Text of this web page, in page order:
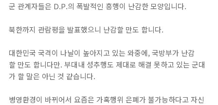
군 관계자들은 D.P.의 폭발적인 흥행이 난감한 모양입니다.
북한까지 관람평을 발표했으니 난감할 만도 합니다.
대한민국 국격이 나날이 높아지고 있는 와중에, 국방부가 난감
할 만도 합니다만. 부대내 성추행도 제대로 해결 못하고 있는 군대
가 할 말은 아닌 것 같습니다.
병영환경이 바뀌어서 요즘은 가혹행위 은폐가 불가능하다고 자신